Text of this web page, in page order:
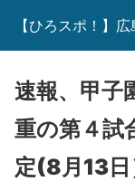
【ひろスポ！】
速報、甲子
重の第４試
定(8月13日